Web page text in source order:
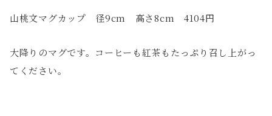
山桃文マグカップ 径9cm 高さ8cm 4104円
大降りのマグです。コーヒーも紅茶もたっぷり召し上がっ
てください。